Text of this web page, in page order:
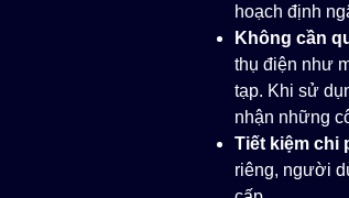
hoạch định
Không cần
thụ điện như
tạp. Khi sử
nhận những
Tiết kiệm chi
riêng, người